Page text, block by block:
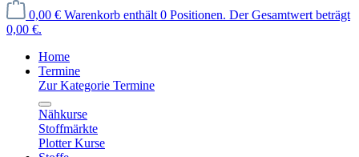
0,00 € Warenkorb enthält 0 Positionen. Der Gesamtwert beträgt
0,00 €.
Home
Termine
Zur Kategorie Termine
Nähkurse
Stoffmärkte
Plotter Kurse